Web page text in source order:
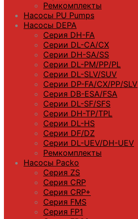
Ремкомплекты
Насосы PU Pumps
Насосы DEPA
Серия DH-FA
Серии DL-CA/CX
Серии DH-SA/SS
Серии DL-PM/РР/PL
Серии DL-SLV/SUV
Серии DP-FA/CX/PP/SLV
Серия DB-ЕSA/FSA
Серии DL-SF/SFS
Серии DН-ТP/ТPL
Серии DL-HS
Серии DF/DZ
Серии DL-UEV/DH-UEV
Ремкомплекты
Насосы Packo
Серия ZS
Серия CRP
Серия CRP+
Серия FMS
Серия FP1